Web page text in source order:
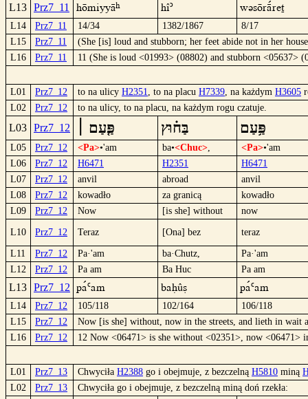
L13 Prz7_11 hömiyyâ hî´ wüsöräºret
L14 Prz7_11 14/34 1382/1867
8/17
L15
Prz7_11
(She [is] loud and stubborn; her feet abide not in her
L16
Prz7_11 11 (She is loud <01993> (08802) and stubborn <05637>
L01 Prz7_12 to na ulicy H2351, to na placu H7339, na każdym H3605
L02
Prz7_12 to na ulicy, to na placu, na każdym rogu czatuje.
L03 Prz7_12 פַּ֤עַם ׀ בַּח֗וּץ פַּ֥עַם
L05 Prz7_12 <Pa>•'am ba•<Chuc>, <Pa>•'am
L06
Prz7_12 H6471 H2351
H6471
L07
Prz7_12 anvil abroad
anvil
L08
Prz7_12 kowadło za granicą
kowadło
L09
Prz7_12 Now [is she] without now
L10 Prz7_12 Teraz [Ona] bez teraz
L11 Prz7_12 Pa·'am ba·Chutz,
Pa·'am
L12
Prz7_12 Pa am Ba Huc Pa am
L13 Prz7_12 Paº`am BaHûc Paº`am
L14 Prz7_12 105/118 102/164
106/118
L15
Prz7_12
Now [is she] without, now in the streets, and lieth in wait
L16
Prz7_12 12 Now <06471> is she without <02351>, now <06471>
L01 Prz7_13 Chwyciła H2388 go i obejmuje, z bezczelną H5810 miną
L02
Prz7_13 Chwyciła go i obejmuje, z bezczelną miną doń rzekła: